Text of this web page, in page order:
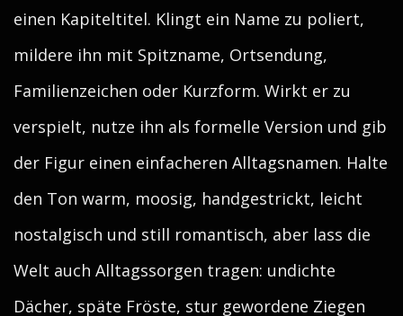
einen Kapiteltitel. Klingt ein Name zu poliert,
mildere ihn mit Spitzname, Ortsendung,
Familienzeichen oder Kurzform. Wirkt er zu
verspielt, nutze ihn als formelle Version und gib
der Figur einen einfacheren Alltagsnamen. Halte
den Ton warm, moosig, handgestrickt, leicht
nostalgisch und still romantisch, aber lass die
Welt auch Alltagssorgen tragen: undichte
Dächer, späte Fröste, stur gewordene Ziegen